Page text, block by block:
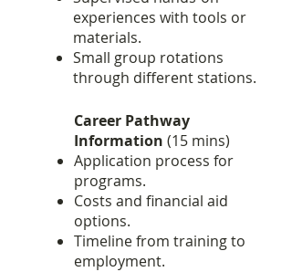
experiences with tools or
materials.
Small group rotations
through different stations.
Career Pathway
Information (15 mins)
Application process for
programs.
Costs and financial aid
options.
Timeline from training to
employment.